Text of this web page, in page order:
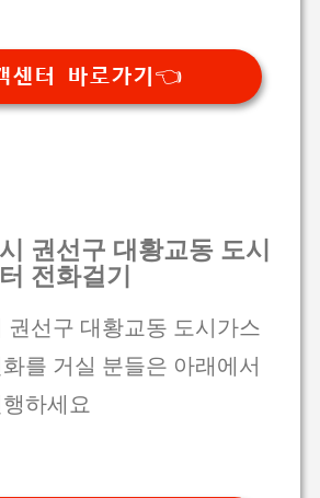
센터 바로가기👈
권선구 대황교동 도시
전화걸기
권선구 대황교동 도시가스
를 거실 분들은 아래에서
하세요